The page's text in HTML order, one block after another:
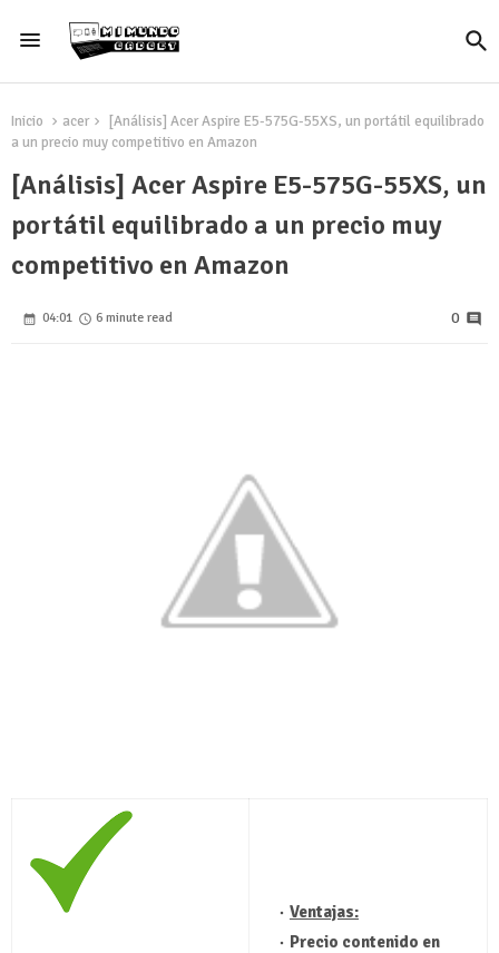
Inicio acer
[Análisis] Acer Aspire E5-575G-55XS, un portátil equilibrado
a un precio muy competitivo en Amazon
[Análisis] Acer Aspire E5-575G-55XS, un
portátil equilibrado a un precio muy
competitivo en Amazon
04:01 6 minute read 0
Ventajas:
Precio contenido en